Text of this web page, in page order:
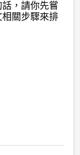
，請你先嘗
相關步驟來排